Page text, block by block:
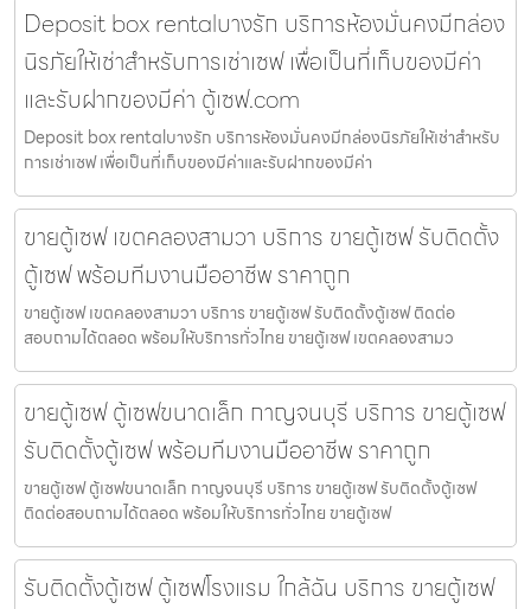
Deposit box rentalบางรัก บริการห้องมั่นคงมีกล่อง
นิรภัยให้เช่าสำหรับการเช่าเซฟ เพื่อเป็นที่เก็บของมีค่า
และรับฝากของมีค่า ตู้เซฟ.com
Deposit box rentalบางรัก บริการห้องมั่นคงมีกล่องนิรภัยให้เช่าสำหรับ
การเช่าเซฟ เพื่อเป็นที่เก็บของมีค่าและรับฝากของมีค่า
ขายตู้เซฟ เขตคลองสามวา บริการ ขายตู้เซฟ รับติดตั้ง
ตู้เซฟ พร้อมทีมงานมืออาชีพ ราคาถูก
ขายตู้เซฟ เขตคลองสามวา บริการ ขายตู้เซฟ รับติดตั้งตู้เซฟ ติดต่อ
สอบถามได้ตลอด พร้อมให้บริการทั่วไทย ขายตู้เซฟ เขตคลองสามว
ขายตู้เซฟ ตู้เซฟขนาดเล็ก กาญจนบุรี บริการ ขายตู้เซฟ
รับติดตั้งตู้เซฟ พร้อมทีมงานมืออาชีพ ราคาถูก
ขายตู้เซฟ ตู้เซฟขนาดเล็ก กาญจนบุรี บริการ ขายตู้เซฟ รับติดตั้งตู้เซฟ
ติดต่อสอบถามได้ตลอด พร้อมให้บริการทั่วไทย ขายตู้เซฟ
รับติดตั้งตู้เซฟ ตู้เซฟโรงแรม ใกล้ฉัน บริการ ขายตู้เซฟ